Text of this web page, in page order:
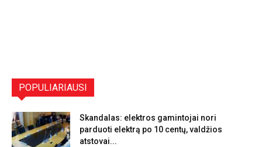
POPULIARIAUSI
Skandalas: elektros gamintojai nori
parduoti elektrą po 10 centų, valdžios
atstovai...